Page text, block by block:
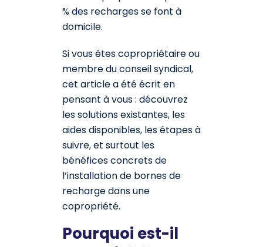
% des recharges se font à
domicile.
Si vous êtes copropriétaire ou
membre du conseil syndical,
cet article a été écrit en
pensant à vous : découvrez
les solutions existantes, les
aides disponibles, les étapes à
suivre, et surtout les
bénéfices concrets de
l’installation de bornes de
recharge dans une
copropriété.
Pourquoi est-il